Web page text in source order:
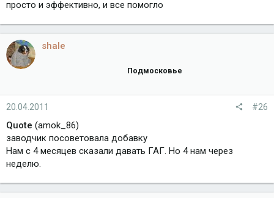
просто и эффективно, и все помогло
shale
Подмосковье
20.04.2011 #26
Quote (amok_86)
заводчик посоветовала добавку
Нам с 4 месяцев сказали давать ГАГ. Но 4 нам через
неделю.